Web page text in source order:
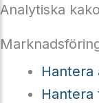
Analytiska
Hantera
Hantera